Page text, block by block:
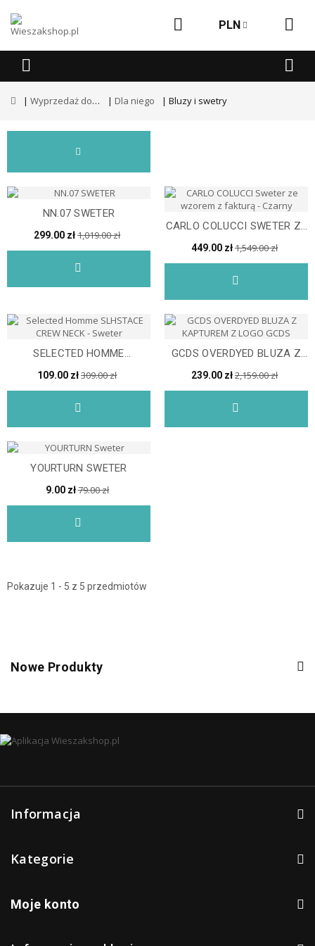
PLN
Wyprzedaż dodatkowe -50% Dla niego Bluzy i swetry
NN.07 SWETER
299.00 zł1,019.00 zł
CARLO COLUCCI SWETER ZE
WZOREM Z FAKTURĄ -...
449.00 zł1,549.00 zł
SELECTED HOMME
SLHSTACE CREW NECK -
SWETER
109.00 zł309.00 zł
GCDS OVERDYED BLUZA Z
KAPTUREM Z LOGO GCDS
239.00 zł2,159.00 zł
YOURTURN SWETER
9.00 zł79.00 zł
Pokazuje 1 - 5 z 5 przedmiotów
Nowe Produkty
Informacja
Kategorie
Moje konto